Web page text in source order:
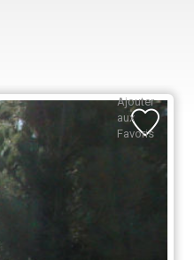
Ajouter
aux
Favoris